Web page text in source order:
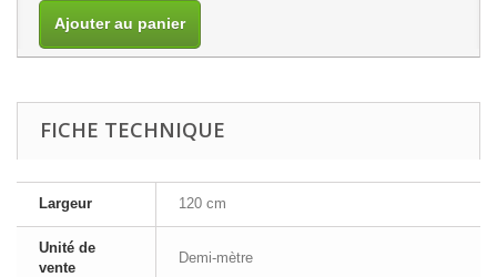
Ajouter au panier
FICHE TECHNIQUE
Largeur 120 cm
Unité de
vente
Demi-mètre